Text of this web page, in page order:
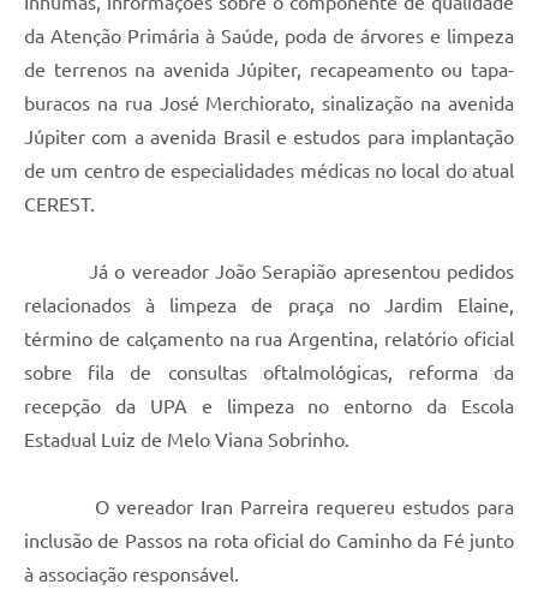
da Atenção Primária à Saúde, poda de árvores e limpeza
de terrenos na avenida Júpiter, recapeamento ou tapa-
buracos na rua José Merchiorato, sinalização na avenida
Júpiter com a avenida Brasil e estudos para implantação
de um centro de especialidades médicas no local do atual
CEREST.
Já o vereador João Serapião apresentou pedidos
relacionados à limpeza de praça no Jardim Elaine,
término de calçamento na rua Argentina, relatório oficial
sobre fila de consultas oftalmológicas, reforma da
recepção da UPA e limpeza no entorno da Escola
Estadual Luiz de Melo Viana Sobrinho.
O vereador Iran Parreira requereu estudos para
inclusão de Passos na rota oficial do Caminho da Fé junto
à associação responsável.